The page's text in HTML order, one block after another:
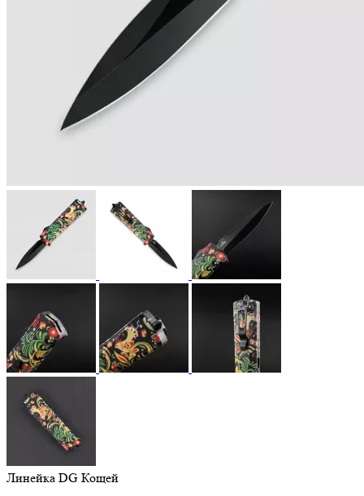
Линейка DG Кощей